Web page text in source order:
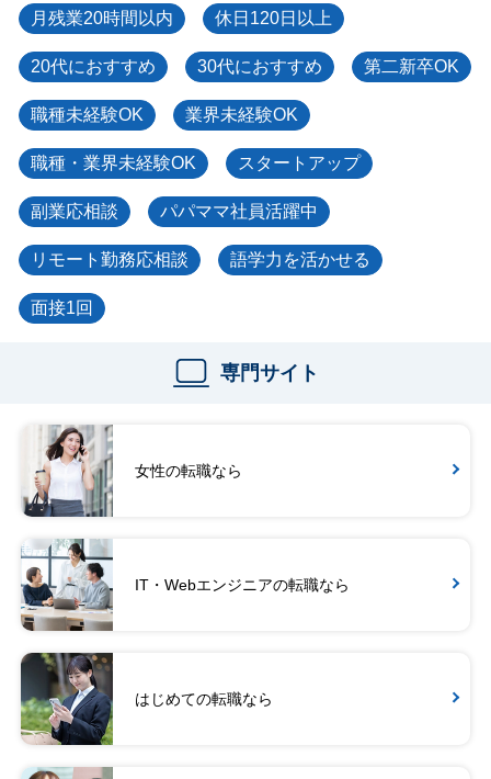
月残業20時間以内 休日120日以上
20代におすすめ 30代におすすめ 第二新卒OK
職種未経験OK 業界未経験OK
職種・業界未経験OK スタートアップ
副業応相談 パパママ社員活躍中
リモート勤務応相談 語学力を活かせる
面接1回
専門サイト
女性の転職なら
IT・Webエンジニアの転職なら
はじめての転職なら